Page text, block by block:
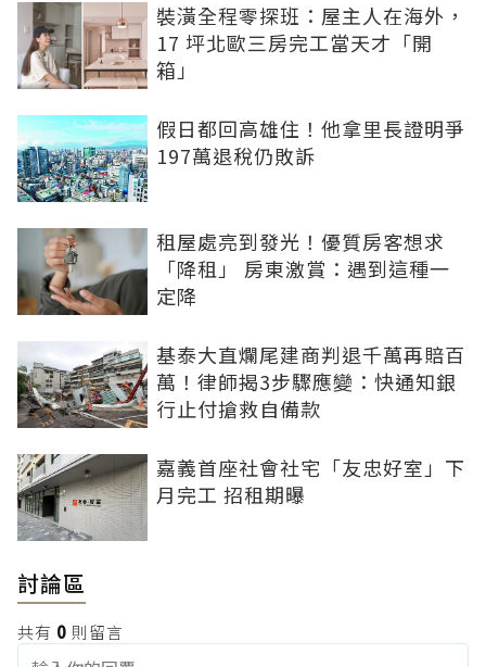
裝潢全程零探班：屋主人在海外，
17 坪北歐三房完工當天才「開
箱」
假日都回高雄住！他拿里長證明爭
197萬退稅仍敗訴
租屋處亮到發光！優質房客想求
「降租」 房東激賞：遇到這種一
定降
基泰大直爛尾建商判退千萬再賠百
萬！律師揭3步驟應變：快通知銀
行止付搶救自備款
嘉義首座社會社宅「友忠好室」下
月完工 招租期曝
討論區
共有 0 則留言